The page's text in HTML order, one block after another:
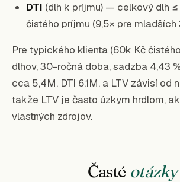
DTI (dlh k príjmu) — celkový dlh ≤
čistého príjmu (9,5× pre mladších
Pre typického klienta (60k Kč
dlhov, 30-ročná doba, sadzba 4,43
cca 5,4M, DTI 6,1M, a LTV závisí od
takže LTV je často úzkym hrdlom,
vlastných zdrojov.
Časté otázky